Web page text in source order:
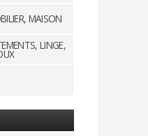
MAISON
LINGE,